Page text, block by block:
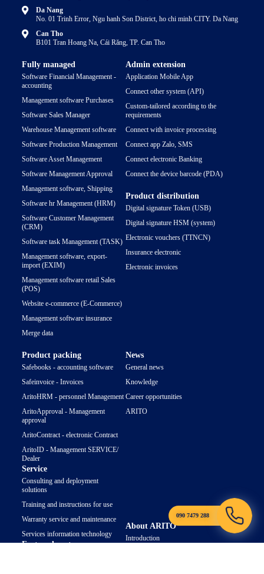
Da Nang
No. 01 Trinh Error, Ngu hanh Son District, ho chi minh CITY. Da Nang
Can Tho
B101 Tran Hoang Na, Cái Răng, TP. Can Tho
Fully managed
Software Financial Management -
accounting
Management software Purchases
Software Sales Manager
Warehouse Management software
Software Production Management
Software Asset Management
Software Management Approval
Management software, Shipping
Software hr Management (HRM)
Software Customer Management
(CRM)
Software task Management (TASK)
Management software, export-
import (EXIM)
Management software retail Sales
(POS)
Website e-commerce (E-Commerce)
Management software insurance
Merge data
Admin extension
Application Mobile App
Connect other system (API)
Custom-tailored according to the
requirements
Connect with invoice processing
Connect app Zalo, SMS
Connect electronic Banking
Connect the device barcode (PDA)
Product distribution
Digital signature Token (USB)
Digital signature HSM (system)
Electronic vouchers (TTNCN)
Insurance electronic
Electronic invoices
Product packing
Safebooks - accounting software
Safeinvoice - Invoices
AritoHRM - personnel Management
AritoApproval - Management
approval
AritoContract - electronic Contract
AritoID - Management SERVICE/
Dealer
Service
Consulting and deployment
solutions
Training and instructions for use
Warranty service and maintenance
Services information technology
Featured posts
News
General news
Knowledge
Career opportunities
ARITO
About ARITO
Introduction
090 7479 288